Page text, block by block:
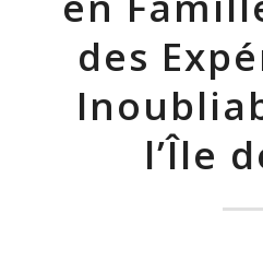
des
l’Île